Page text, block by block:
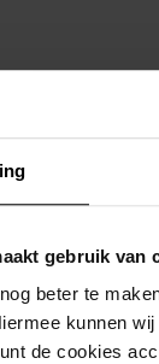
gebruik van
beter te
kunnen
de cookies
284
301
384